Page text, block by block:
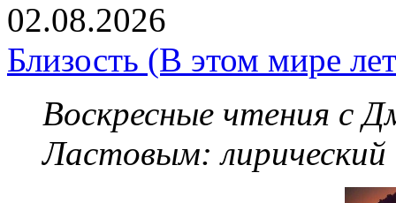
02.08.2026
Близость (В этом мире
Воскресные чтения с
Ластовым: